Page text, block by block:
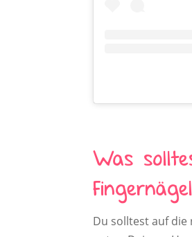
Was
Du solltest auf die